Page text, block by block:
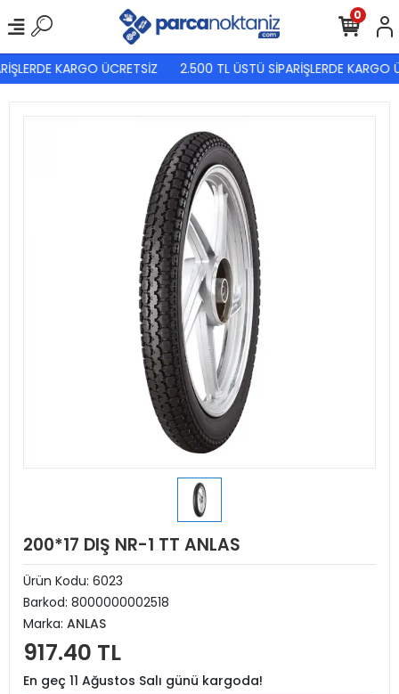
KARGO ÜCRETSİZ 2.500 TL ÜSTÜ SİPARİŞLERDE KARGO
0
200*17 DIŞ NR-1 TT ANLAS
Ürün Kodu: 6023
Barkod: 8000000002518
Marka: ANLAS
917.40 TL
En geç 11 Ağustos Salı günü kargoda!